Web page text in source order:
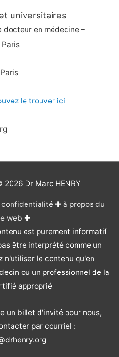
universitaires
docteur en médecine –
le trouver ici
2026 Dr Marc HENRY
confidentialité✚ à propos du
web ✚
est purement informatif
être interprété comme un
n'utiliser le contenu qu'en
ou un professionnel de la
approprié.
un billet d'invité pour nous,
par courriel :